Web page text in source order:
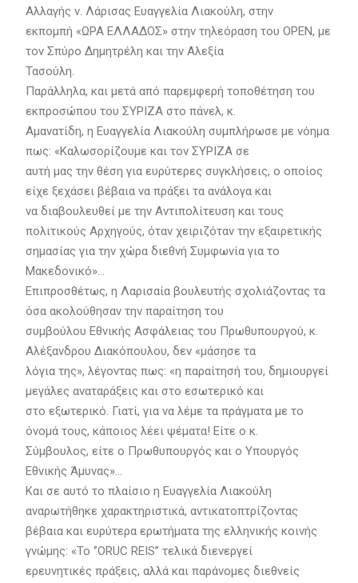
Αλλαγής ν. Λάρισας Ευαγγελία Λιακούλη, στην
εκπομπή «ΩΡΑ ΕΛΛΑΔΟΣ» στην τηλεόραση του OPEN, με
τον Σπύρο Δημητρέλη και την Αλεξία
Τασούλη.
Παράλληλα, και μετά από παρεμφερή τοποθέτηση του
εκπροσώπου του ΣΥΡΙΖΑ στο πάνελ, κ.
Αμανατίδη, η Ευαγγελία Λιακούλη συμπλήρωσε με νόημα
πως: «Καλωσορίζουμε και τον ΣΥΡΙΖΑ σε
αυτή μας την θέση για ευρύτερες συγκλήσεις, ο οποίος
είχε ξεχάσει βέβαια να πράξει τα ανάλογα και
να διαβουλευθεί με την Αντιπολίτευση και τους
πολιτικούς Αρχηγούς, όταν χειριζόταν την εξαιρετικής
σημασίας για την χώρα διεθνή Συμφωνία για το
Μακεδονικό»…
Επιπροσθέτως, η Λαρισαία βουλευτής σχολιάζοντας τα
όσα ακολούθησαν την παραίτηση του
συμβούλου Εθνικής Ασφάλειας του Πρωθυπουργού, κ.
Αλέξανδρου Διακόπουλου, δεν «μάσησε τα
λόγια της», λέγοντας πως: «η παραίτησή του, δημιουργεί
μεγάλες αναταράξεις και στο εσωτερικό και
στο εξωτερικό. Γιατί, για να λέμε τα πράγματα με το
όνομά τους, κάποιος λέει ψέματα! Είτε ο κ.
Σύμβουλος, είτε ο Πρωθυπουργός και ο Υπουργός
Εθνικής Άμυνας»…
Και σε αυτό το πλαίσιο η Ευαγγελία Λιακούλη
αναρωτήθηκε χαρακτηριστικά, αντικατοπτρίζοντας
βέβαια και ευρύτερα ερωτήματα της ελληνικής κοινής
γνώμης: «Το ‘’ORUC REIS’’ τελικά διενεργεί
ερευνητικές πράξεις, αλλά και παράνομες διεθνείς